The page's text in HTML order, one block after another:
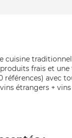
cuisine
frais et
références) avec
étrangers +